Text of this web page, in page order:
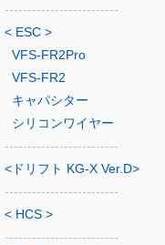
-------------------------
< ESC >
VFS-FR2Pro
VFS-FR2
キャパシター
シリコンワイヤー
-------------------------
<ドリフト KG-X Ver.D>
-------------------------
< HCS >
-------------------------